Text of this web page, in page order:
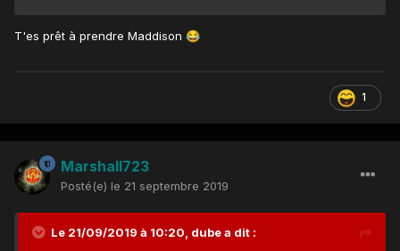
T'es prêt à prendre Maddison 😂
1
Marshall723
Posté(e) le 21 septembre 2019
Le 21/09/2019 à 10:20, dubea dit :